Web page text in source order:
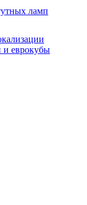
ламп
и еврокубы